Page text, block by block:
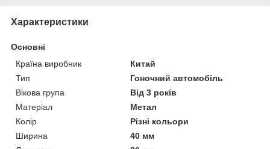
Характеристики
Основні
Країна виробник
Китай
Тип
Гоночний автомобіль
Вікова група
Від 3 років
Матеріал
Метал
Колір
Різні кольори
Ширина
40 мм